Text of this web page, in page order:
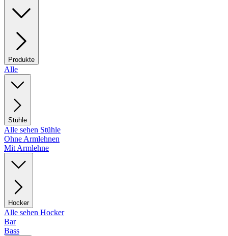
Produkte
Alle
Stühle
Alle sehen Stühle
Ohne Armlehnen
Mit Armlehne
Hocker
Alle sehen Hocker
Bar
Bass